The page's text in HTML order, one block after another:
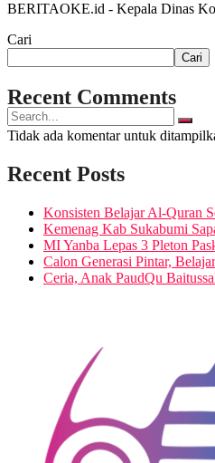
VIDEO
No Result
View All Result
BERITAOKE.id - Kepala Dinas
Cari
Cari
Recent Comments
Tidak ada komentar untuk
Recent Posts
Konsisten Belajar Al-Quran
Kemenag Kab Sukabumi
MI Yanba Lepas 3 Pleton
Calon Generasi Pintar,
Ceria, Anak PaudQu